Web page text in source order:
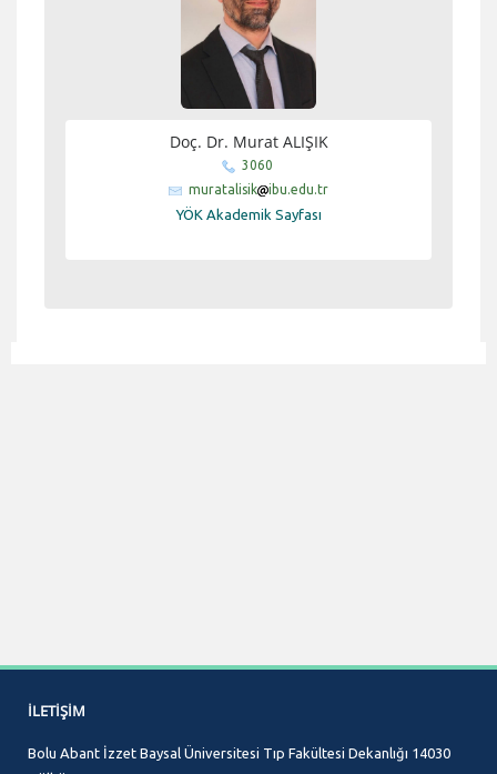
Doç. Dr. Murat ALIŞIK
3060
muratalisik
ibu.edu.tr
YÖK Akademik Sayfası
İLETIŞIM
Bolu Abant İzzet Baysal Üniversitesi Tıp Fakültesi Dekanlığı 14030